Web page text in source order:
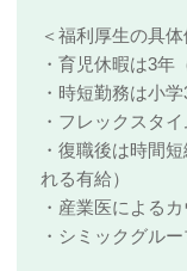
＜福利厚生の具体
・育児休暇は3年
・時短勤務は小
・フレックスタ
・復職後は時間
れる有給）
・産業医による
・シミックグル